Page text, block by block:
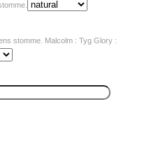
stomme. Malcolm : Tyg Glory :